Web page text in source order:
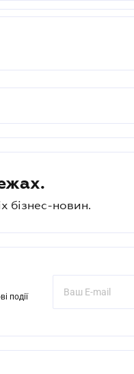
бізнес-новин.
події